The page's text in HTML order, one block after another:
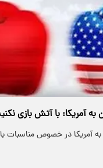
آمریکا: با آتش بازی
آمریکا در خصوص مناسبات